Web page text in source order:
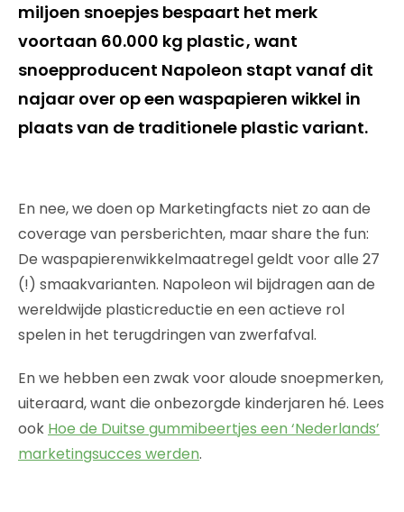
miljoen snoepjes bespaart het merk
voortaan 60.000 kg plastic , want
snoepproducent Napoleon stapt vanaf dit
najaar over op een waspapieren wikkel in
plaats van de traditionele plastic variant.
En nee, we doen op Marketingfacts niet zo aan de
coverage van persberichten, maar share the fun:
De waspapierenwikkelmaatregel geldt voor alle 27
(!) smaakvarianten. Napoleon wil bijdragen aan de
wereldwijde plasticreductie en een actieve rol
spelen in het terugdringen van zwerfafval.
En we hebben een zwak voor aloude snoepmerken,
uiteraard, want die onbezorgde kinderjaren hé. Lees
ook Hoe de Duitse gummibeertjes een ‘Nederlands’
marketingsucces werden.